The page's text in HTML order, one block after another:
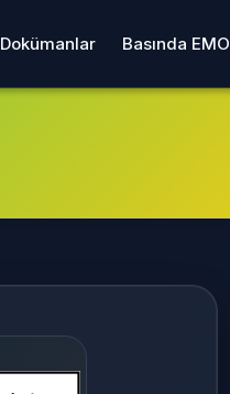
Dokümanlar Basında EMO